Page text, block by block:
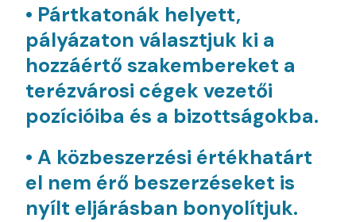
• Pártkatonák helyett,
pályázaton választjuk ki a
hozzáértő szakembereket a
terézvárosi cégek vezetői
pozícióiba és a bizottságokba.
• A közbeszerzési értékhatárt
el nem érő beszerzéseket is
nyílt eljárásban bonyolítjuk.